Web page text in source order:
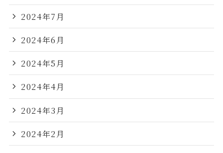
2024年7月
2024年6月
2024年5月
2024年4月
2024年3月
2024年2月